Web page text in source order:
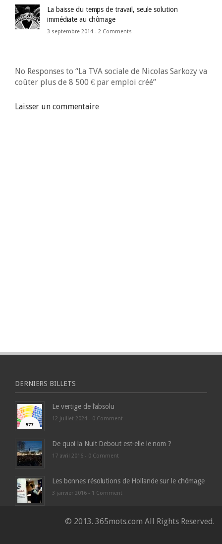
La baisse du temps de travail, seule solution
immédiate au chômage
3 septembre 2014 - 2 Comments
No Responses to “La TVA sociale de Nicolas Sarkozy va
coûter plus de 8 500 € par emploi créé”
Laisser un commentaire
DERNIERS BILLETS
Le vertige de l’absolu
12 juillet 2024 - 0 Comment
De quoi la Nuit Debout est-elle le nom ?
17 avril 2016 - 0 Comment
Les bonnes résolutions de Hollande sur le chômage
3 janvier 2016 - 1 Comment
© 2013. 365mots.com All Rights Reserved.